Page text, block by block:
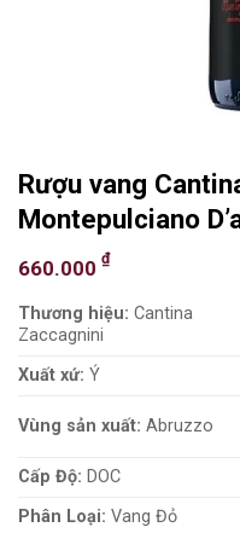
Rượu vang
Montepulciano
660.000 ₫
Thương hiệu: Cantina
Zaccagnini
Xuất xứ: Ý
Vùng sản xuất: Abruzzo
Cấp Độ: DOC
Phân Loại: Vang Đỏ